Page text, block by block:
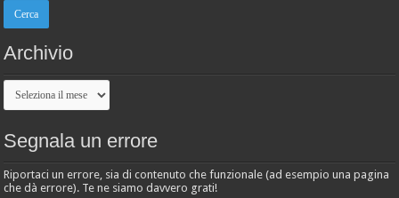
Archivio
Archivio
Segnala un errore
Riportaci un errore, sia di contenuto che funzionale (ad esempio una pagina
che dà errore). Te ne siamo davvero grati!